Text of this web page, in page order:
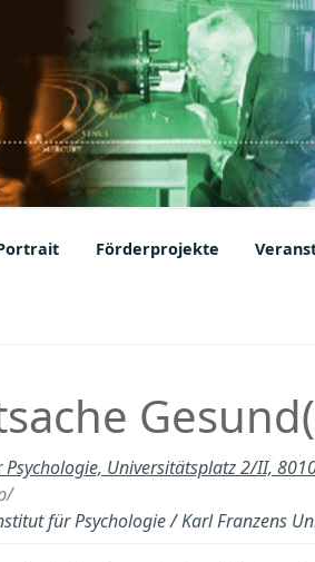
Förderprojekte
Universitätsplatz 2/II,
für Psychologie / Karl Franzens